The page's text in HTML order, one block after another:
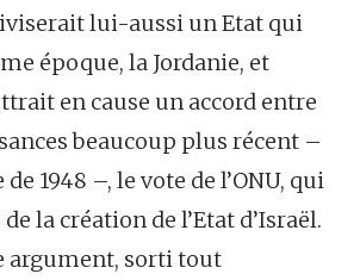
lui-aussi un Etat qui
époque, la Jordanie, et
en cause un accord entre
beaucoup plus récent –
1948 –, le vote de l’ONU, qui
la création de l’Etat d’Israël.
argument, sorti tout